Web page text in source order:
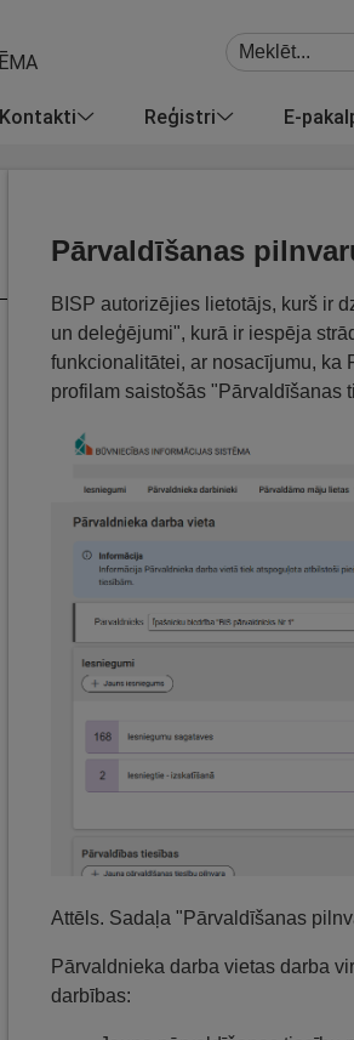
Kontakti Reģistri E-
Pārvaldīšanas
BISP autorizējies lietotājs, kurš ir
un deleģējumi", kurā ir iespēja
funkcionalitātei, ar nosacījumu, ka
profilam saistošās "Pārvaldīšanas
Attēls. Sadaļa "Pārvaldīšanas
Pārvaldnieka darba vietas darba
darbības: